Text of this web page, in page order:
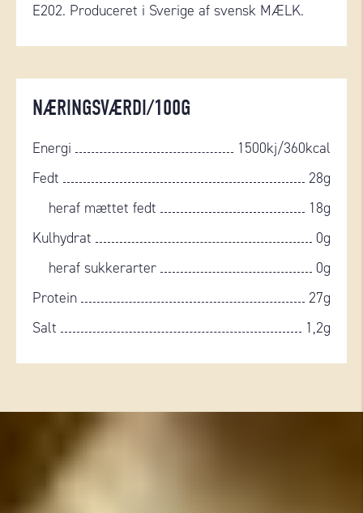
E202. Produceret i Sverige af svensk MÆLK.
NÆRINGSVÆRDI/100G
Energi
1500kj/360kcal
Fedt
28g
heraf mættet fedt
18g
Kulhydrat
0g
heraf sukkerarter
0g
Protein
27g
Salt
1,2g